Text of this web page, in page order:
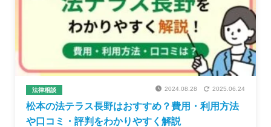
法律相談 2024.08.28 2025.06.24
松本の法テラス長野はおすすめ？費用・利用方法
や口コミ・評判をわかりやすく解説